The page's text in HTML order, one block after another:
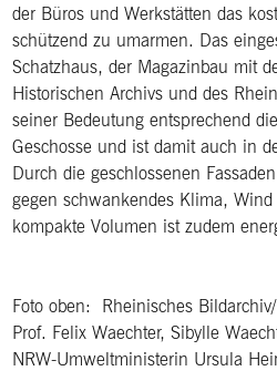
der Büros und Werkstätten das
schützend zu umarmen. Das
Schatzhaus, der Magazinbau mit
Historischen Archivs und des
seiner Bedeutung entsprechend
Geschosse und ist damit auch in
Durch die geschlossenen
gegen schwankendes Klima,
kompakte Volumen ist zudem
Foto oben: Rheinisches
Prof. Felix Waechter, Sibylle
NRW-Umweltministerin Ursula